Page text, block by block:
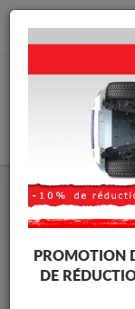
Protection Sous
Protection
Marques
PROMOTION
DE